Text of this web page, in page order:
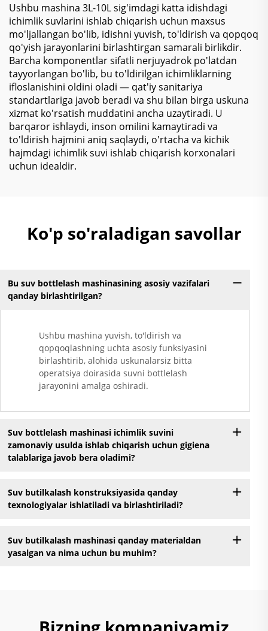
Ushbu mashina 3L-10L sig'imdagi katta idishdagi
ichimlik suvlarini ishlab chiqarish uchun maxsus
mo'ljallangan bo'lib, idishni yuvish, to'ldirish va qopqoq
qo'yish jarayonlarini birlashtirgan samarali birlikdir.
Barcha komponentlar sifatli nerjuyadrok po'latdan
tayyorlangan bo'lib, bu to'ldirilgan ichimliklarning
ifloslanishini oldini oladi — qat'iy sanitariya
standartlariga javob beradi va shu bilan birga uskuna
xizmat ko'rsatish muddatini ancha uzaytiradi. U
barqaror ishlaydi, inson omilini kamaytiradi va
to'ldirish hajmini aniq saqlaydi, o'rtacha va kichik
hajmdagi ichimlik suvi ishlab chiqarish korxonalari
uchun idealdir.
Ko'p so'raladigan savollar
Bu suv bottlelash mashinasining asosiy vazifalari
qanday birlashtirilgan?
Ushbu mashina yuvish, to'ldirish va
qopqoqlashning uchta asosiy funksiyasini
birlashtirib, alohida uskunalarsiz bitta
operatsiya doirasida suvni bottlelash
jarayonini amalga oshiradi.
Suv bottlelash mashinasi ichimlik suvini
zamonaviy usulda ishlab chiqarish uchun gigiena
talablariga javob bera oladimi?
Suv butilkalash konstruksiyasida qanday
texnologiyalar ishlatiladi va birlashtiriladi?
Suv butilkalash mashinasi qanday materialdan
yasalgan va nima uchun bu muhim?